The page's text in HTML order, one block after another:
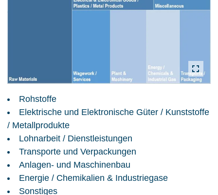
Rohstoffe
Elektrische und Elektronische Güter / Kunststoffe
/ Metallprodukte
Lohnarbeit / Dienstleistungen
Transporte und Verpackungen
Anlagen- und Maschinenbau
Energie / Chemikalien & Industriegase
Sonstiges